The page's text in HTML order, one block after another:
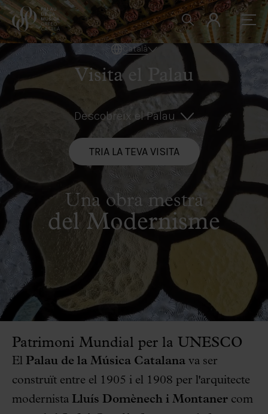
Català
Visita el Palau
Descobreix el Palau
Una obra mestra
del Modernisme
TRIA LA TEVA VISITA
Patrimoni Mundial per la UNESCO
El Palau de la Música Catalana va ser
construït entre el 1905 i el 1908 per l'arquitecte
modernista Lluís Domènech i Montaner com